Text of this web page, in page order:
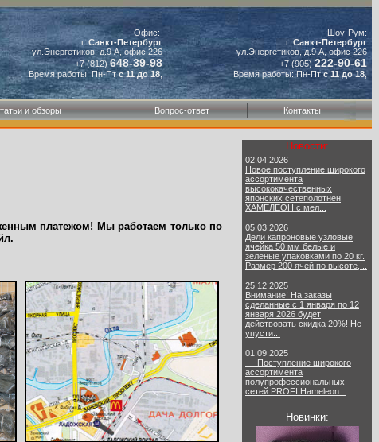
Офис:
г.Санкт-Петербург
ул.Энергетиков, д.9 А, офис 226
+7 (812)648-39-98
Время работы: Пн-Птс 11 до 18,
Шоу-Рум:
г.Санкт-Петербург
ул.Энергетиков, д.9 А, офис 226
+7 (905)222-90-61
Время работы: Пн-Птс 11 до 18,
и обзоры Вопрос-ответ Контакты
платежом! Мы работаем только по
Новости:
02.04.2026
Новое поступление широкого
ассортимента
высококачественных
японских сетеполотнен
ХАМЕЛЕОН с мел...
05.03.2026
Дели капроновые узловые
ячейка 50 мм белые и
зеленые упаковками по 20 кг.
Размер 200 ячей по высоте,...
25.12.2025
Внимание! На заказы
сделанные с 1 января по 12
января 2026 будет
действовать скидка 20%! Не
упусти...
01.09.2025
Поступление широкого
ассортимента
полупрофессиональных
сетей PROFI Hameleon...
Новинки: